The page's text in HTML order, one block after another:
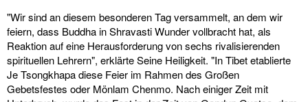
"Wir sind an diesem besonderen Tag versammelt, an dem wir
feiern, dass Buddha in Shravasti Wunder vollbracht hat, als
Reaktion auf eine Herausforderung von sechs rivalisierenden
spirituellen Lehrern", erklärte Seine Heiligkeit. "In Tibet etablierte
Je Tsongkhapa diese Feier im Rahmen des Großen
Gebetsfestes oder Mönlam Chenmo. Nach einiger Zeit mit